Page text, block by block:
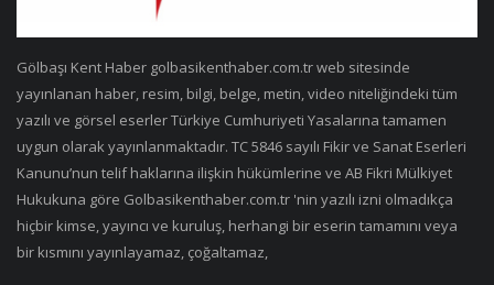
Gölbaşı Kent Haber golbasikenthaber.com.tr web sitesinde
yayınlanan haber, resim, bilgi, belge, metin, video niteliğindeki tüm
yazılı ve görsel eserler Türkiye Cumhuriyeti Yasalarına tamamen
uygun olarak yayınlanmaktadır. TC 5846 sayılı Fikir ve Sanat Eserleri
Kanunu’nun telif haklarına ilişkin hükümlerine ve AB Fikri Mülkiyet
Hukukuna göre Golbasikenthaber.com.tr 'nin yazılı izni olmadıkça
hiçbir kimse, yayıncı ve kuruluş, herhangi bir eserin tamamını veya
bir kısmını yayınlayamaz, çoğaltamaz,